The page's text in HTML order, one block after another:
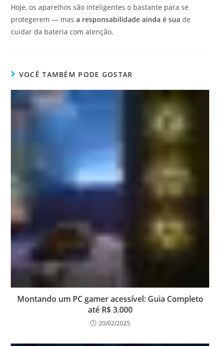
Hoje, os aparelhos são inteligentes o bastante para se
protegerem — masa responsabilidade ainda é sua de
cuidar da bateria com atenção.
VOCÊ TAMBÉM PODE GOSTAR
Montando um PC gamer acessível: Guia Completo
até R$ 3.000
20/02/2025